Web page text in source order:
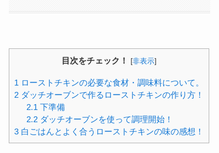
目次をチェック！ [非表示]
1ローストチキンの必要な食材・調味料について。
2ダッチオーブンで作るローストチキンの作り方！
2.1 下準備
2.2 ダッチオーブンを使って調理開始！
3白ごはんとよく合うローストチキンの味の感想！